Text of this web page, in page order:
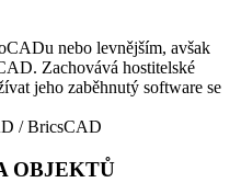
nebo levnějším, avšak
Zachovává hostitelské
jeho zaběhnutý software se
OBJEKTŮ